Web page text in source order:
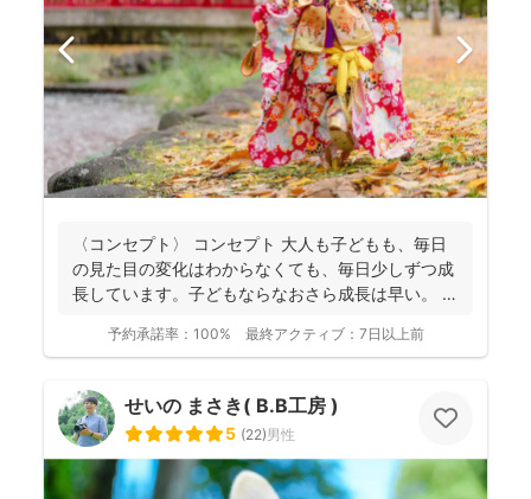
〈コンセプト〉 コンセプト 大人も子どもも、毎日
の見た目の変化はわからなくても、毎日少しずつ成
長しています。子どもならなおさら成長は早い。
予約承諾率： 100% 最終アクティブ： 7日以上前
せいの まさき( B.B工房 )
5 (22)男性